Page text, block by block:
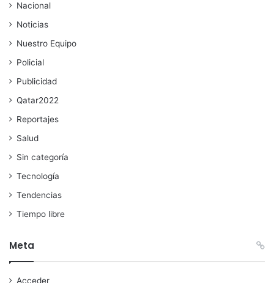
Nacional
Noticias
Nuestro Equipo
Policial
Publicidad
Qatar2022
Reportajes
Salud
Sin categoría
Tecnología
Tendencias
Tiempo libre
Meta
Acceder